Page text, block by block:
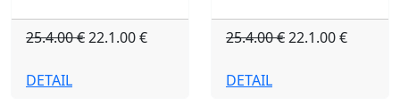
25.4.00 €22.1.00 €
DETAIL
25.4.00 €22.1.00 €
DETAIL